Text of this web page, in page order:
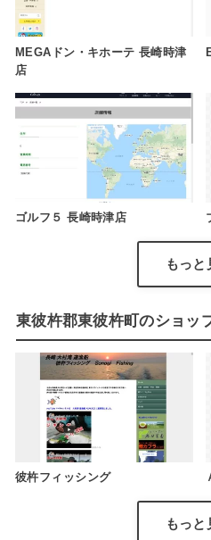
MEGAドン・キホーテ 長崎時津
店
ゴルフ５ 長崎時津店
もっと
東彼杵郡東彼杵町のショッ
彼杵フィッシング
もっと